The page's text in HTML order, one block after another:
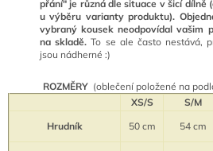
přání" je různá dle situace v šicí dílně
u výběru varianty produktu).
vybraný kousek neodpovídal vašim
na skladě.To se ale často nestává,
jsou nádherné :)
ROZMĚRY (oblečení položené na
XS/S
S/M
Hrudník
50 cm 54 cm